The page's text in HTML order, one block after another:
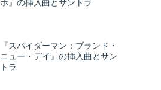
ホ』の挿入曲とサントラ
『スパイダーマン：ブランド・
ニュー・デイ』の挿入曲とサン
トラ